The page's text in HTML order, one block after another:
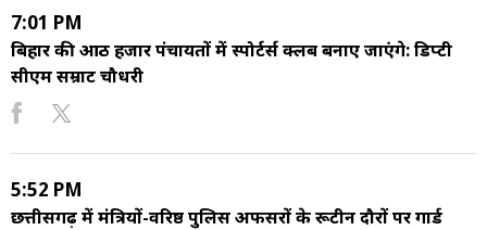
7:01 PM
बिहार की आठ हजार पंचायतों में स्पोर्टर्स क्लब बनाए जाएंगे: डिप्टी
सीएम सम्राट चौधरी
5:52 PM
छत्तीसगढ़ में मंत्रियों-वरिष्ठ पुलिस अफसरों के रूटीन दौरों पर गार्ड